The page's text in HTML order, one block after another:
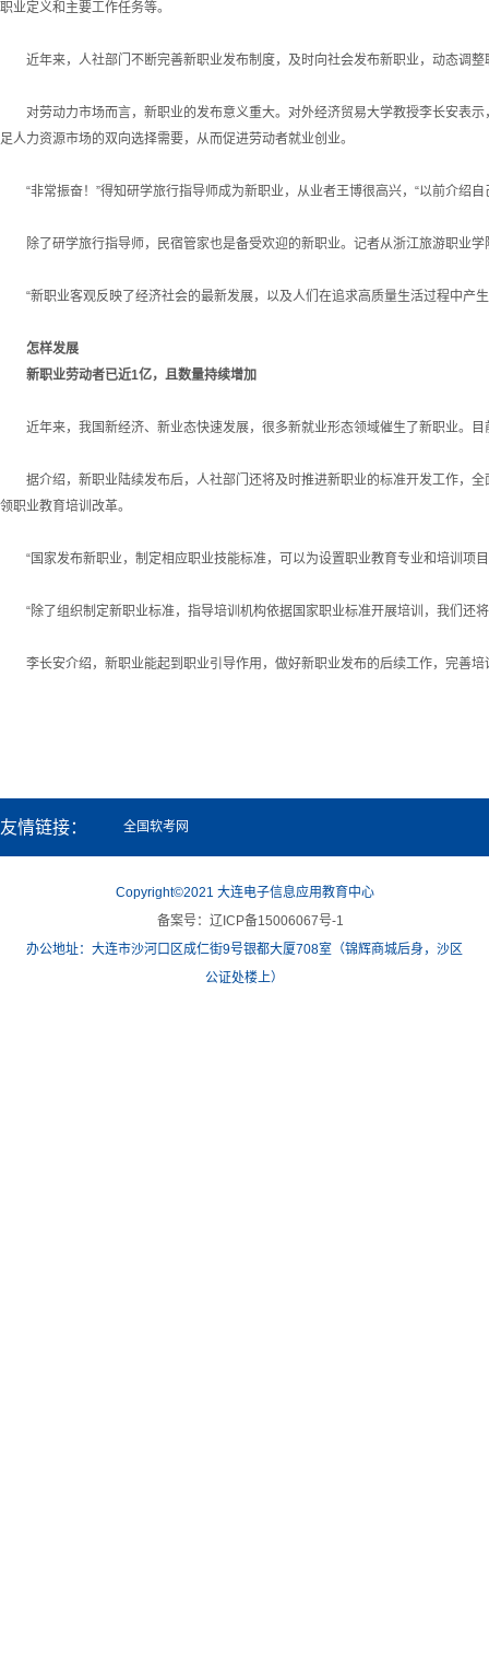
职业定义和主要工作任务等。
近年来，人社部门不断完善新职业发布制度，及时向社会发布新职业，动态调整
对劳动力市场而言，新职业的发布意义重大。对外经济贸易大学教授李长安表示
足人力资源市场的双向选择需要，从而促进劳动者就业创业。
“非常振奋！”得知研学旅行指导师成为新职业，从业者王博很高兴，“以前介绍
除了研学旅行指导师，民宿管家也是备受欢迎的新职业。记者从浙江旅游职业学
“新职业客观反映了经济社会的最新发展，以及人们在追求高质量生活过程中产
怎样发展
新职业劳动者已近1亿，且数量持续增加
近年来，我国新经济、新业态快速发展，很多新就业形态领域催生了新职业。目
据介绍，新职业陆续发布后，人社部门还将及时推进新职业的标准开发工作，全
领职业教育培训改革。
“国家发布新职业，制定相应职业技能标准，可以为设置职业教育专业和培训项
“除了组织制定新职业标准，指导培训机构依据国家职业标准开展培训，我们还
李长安介绍，新职业能起到职业引导作用，做好新职业发布的后续工作，完善培
友情链接： 全国软考网
Copyright©2021 大连电子信息应用教育中心
备案号：辽ICP备15006067号-1
办公地址：大连市沙河口区成仁街9号银都大厦708室（锦辉商城后身，沙区
公证处楼上）